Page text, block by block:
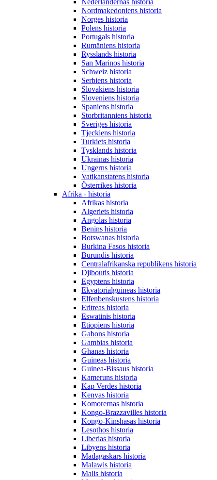
Nederländernas historia
Nordmakedoniens historia
Norges historia
Polens historia
Portugals historia
Rumäniens historia
Rysslands historia
San Marinos historia
Schweiz historia
Serbiens historia
Slovakiens historia
Sloveniens historia
Spaniens historia
Storbritanniens historia
Sveriges historia
Tjeckiens historia
Turkiets historia
Tysklands historia
Ukrainas historia
Ungerns historia
Vatikanstatens historia
Österrikes historia
Afrika - historia
Afrikas historia
Algeriets historia
Angolas historia
Benins historia
Botswanas historia
Burkina Fasos historia
Burundis historia
Centralafrikanska republikens historia
Djiboutis historia
Egyptens historia
Ekvatorialguineas historia
Elfenbenskustens historia
Eritreas historia
Eswatinis historia
Etiopiens historia
Gabons historia
Gambias historia
Ghanas historia
Guineas historia
Guinea-Bissaus historia
Kameruns historia
Kap Verdes historia
Kenyas historia
Komorernas historia
Kongo-Brazzavilles historia
Kongo-Kinshasas historia
Lesothos historia
Liberias historia
Libyens historia
Madagaskars historia
Malawis historia
Malis historia